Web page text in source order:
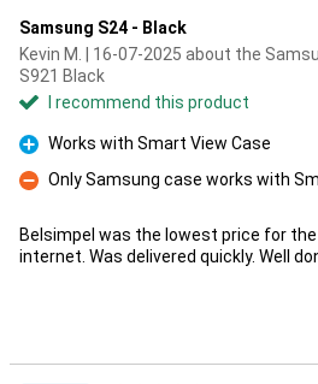
Samsung S24 - Black
Kevin M. | 16-07-2025 about the
S921 Black
I recommend this product
Pro
Works with Smart View Case
Con
Only Samsung case works with
Belsimpel was the lowest price for
internet. Was delivered quickly. Well